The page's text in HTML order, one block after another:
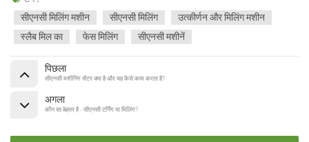
सीएनसी मिलिंग मशीन
सीएनसी मिलिंग
उत्कीर्णन और मिलिंग मशीन
स्लैब मिल का
फेस मिलिंग सीएनसी मशीनें
पिछला
सीएनसी मशीनिंग सेंटर क्या है और यह कैसे काम करता है?
अगला
कौन सा बेहतर है - सीएनसी टर्निंग या मिलिंग?